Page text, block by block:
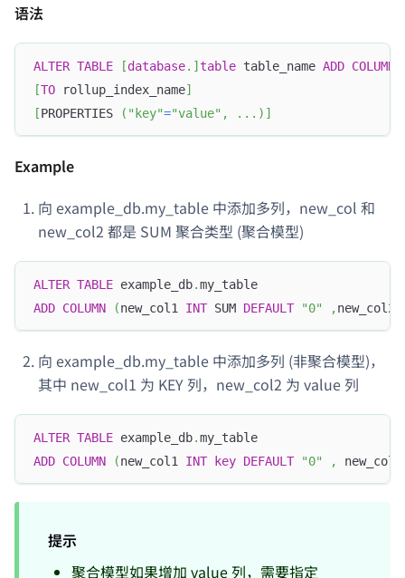
语法
ALTER TABLE [database. ]table table_name ADD COLUMN
[TO rollup_index_name]
[PROPERTIES ( "key"="value" , . . . ) ]
Example
向 example_db.my_table 中添加多列，new_col 和
new_col2 都是 SUM 聚合类型 (聚合模型)
ALTER TABLE example_db.my_table
ADD COLUMN (new_col1 INT SUM DEFAULT "0" ,new_col2
向 example_db.my_table 中添加多列 (非聚合模型)，
其中 new_col1 为 KEY 列，new_col2 为 value 列
ALTER TABLE example_db.my_table
ADD COLUMN (new_col1 INT key DEFAULT "0" ,
提示
聚合模型如果增加 value 列，需要指定